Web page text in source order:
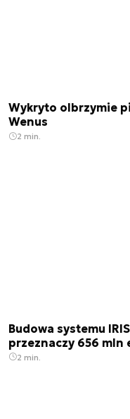
Wykryto olbrzymie
Wenus
2 min.
Budowa systemu
przeznaczy 656 mln
2 min.